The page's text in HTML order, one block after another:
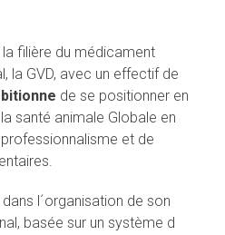
la filière du médicament
la GVD, avec un effectif de
de se positionner en
santé animale Globale en
et de
l´organisation de son
basée sur un système d